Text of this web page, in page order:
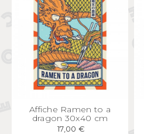
APERÇU RAPIDE
Affiche Ramen to a
dragon 30x40 cm
17,00 €